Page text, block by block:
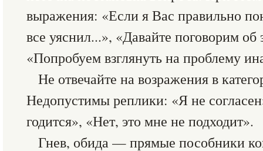
выражения: «Если я Вас правильно
все уяснил...», «Давайте поговорим об
«Попробуем взглянуть на проблему
Не отвечайте на возражения в
Недопустимы реплики: «Я не
годится», «Нет, это мне не подходит».
Гнев, обида — прямые пособники